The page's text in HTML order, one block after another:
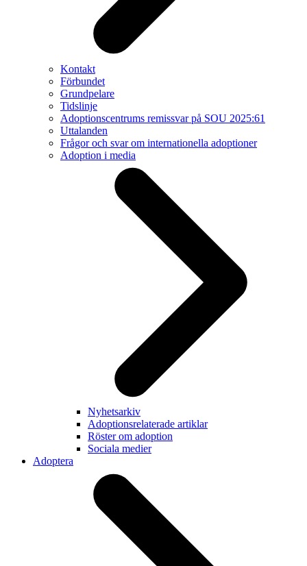
Kontakt
Förbundet
Grundpelare
Tidslinje
Adoptionscentrums remissvar på SOU 2025:61
Uttalanden
Frågor och svar om internationella adoptioner
Adoption i media
Nyhetsarkiv
Adoptionsrelaterade artiklar
Röster om adoption
Sociala medier
Adoptera